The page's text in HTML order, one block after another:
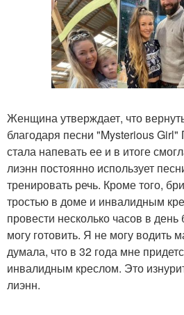
Женщина утверждает, что
благодаря песни "Mysterious
стала напевать ее и в итоге
лиэнн постоянно использует
тренировать речь. Кроме того,
тростью в доме и инвалидным
провести несколько часов в
могу готовить. Я не могу водить
думала, что в 32 года мне
инвалидным креслом. Это
лиэнн.